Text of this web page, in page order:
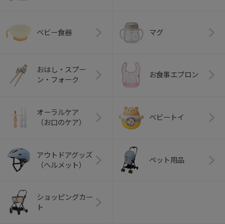
ベビー食器 マグ
おはし・スプー
ン・フォーク
お食事エプロン
オーラルケア
（お口のケア）
ベビートイ
アウトドアグッズ
（ヘルメット）
ペット用品
ショッピングカー
ト